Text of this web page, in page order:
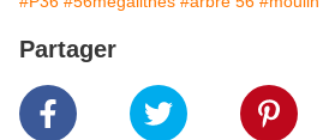
Partager